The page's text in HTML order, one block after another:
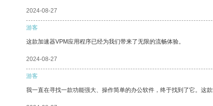
2024-08-27
游客
这款加速器VPM应用程序已经为我们带来了无限的流畅体验。
2024-08-27
游客
我一直在寻找一款功能强大、操作简单的办公软件，终于找到了它。这